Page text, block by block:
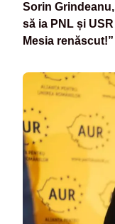
Sorin
să ia PNL și
Mesia renăscut!”